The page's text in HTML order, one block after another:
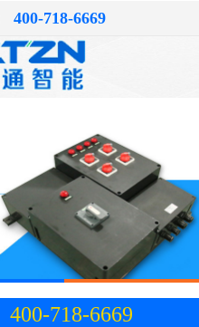
400-718-6669
400-718-6669